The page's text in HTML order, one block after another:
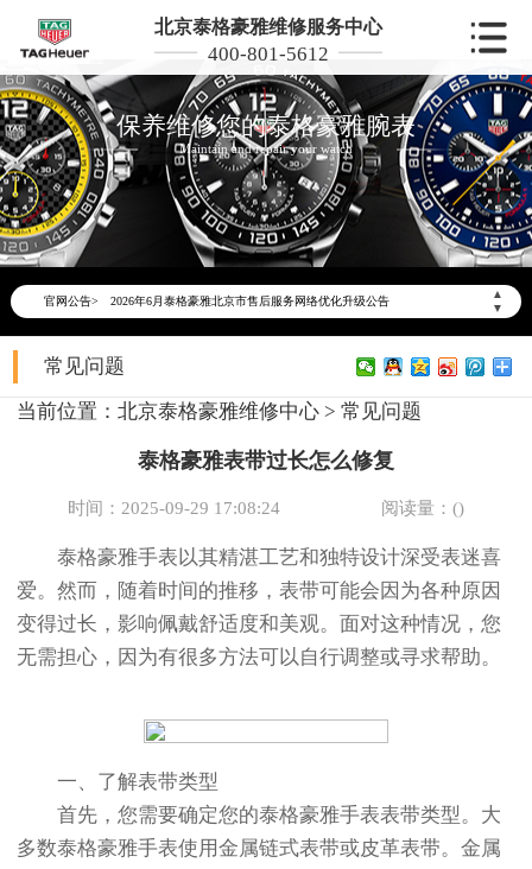
北京泰格豪雅维修服务中心
400-801-5612
保养维修您的泰格豪雅腕表
Maintain and repair your watch
官网公告>
▲
▼
2026年6月泰格豪雅北京市售后服务网络优化升级公告
2026年6月北京市泰格豪雅官方售后客户服务热线：400-801-5612
2026年6月泰格豪雅售后服务中心最新网点地址：
常见问题
当前位置： 北京泰格豪雅维修中心 > 常见问题
泰格豪雅表带过长怎么修复
时间：2025-09-29 17:08:24 阅读量：()
泰格豪雅手表以其精湛工艺和独特设计深受表迷喜
爱。然而，随着时间的推移，表带可能会因为各种原因
变得过长，影响佩戴舒适度和美观。面对这种情况，您
无需担心，因为有很多方法可以自行调整或寻求帮助。
一、了解表带类型
首先，您需要确定您的泰格豪雅手表表带类型。大
多数泰格豪雅手表使用金属链式表带或皮革表带。金属